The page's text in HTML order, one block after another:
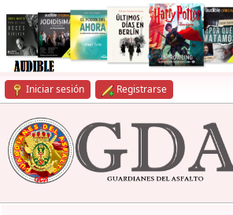
Iniciar sesión Registrarse